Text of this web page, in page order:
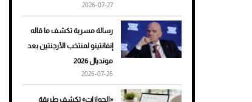
للرجال
2026-07-27
رسالة مسربة تكشف ما قاله
إنفانتينو لمنتخب الأرجنتين بعد
مونديال 2026
2026-07-26
«الجوازات» تكشف طريقة